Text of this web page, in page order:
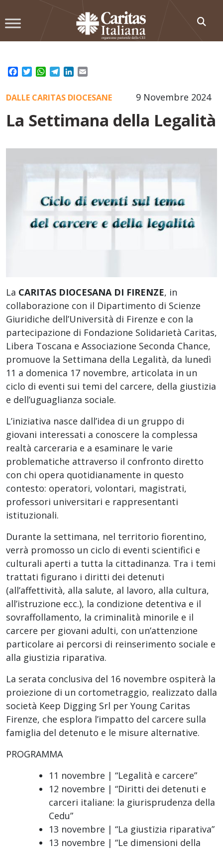
to
Facebook
TwitterWhatsApp
TelegramLinkedIn
9 Novembre 2024
DALLE CARITAS DIOCESANE
La Settimana della Legalità
La CARITAS DIOCESANA DI FIRENZE, in
collaborazione con il Dipartimento di Scienze
Giuridiche dell’Università di Firenze e con la
partecipazione di Fondazione Solidarietà Caritas,
Libera Toscana e Associazione Seconda Chance,
promuove la Settimana della Legalità, da lunedì
11 a domenica 17 novembre, articolata in un
ciclo di eventi sui temi del carcere, della giustizia
e dell’uguaglianza sociale.
L’iniziativa nasce dall’idea di un gruppo di
giovani interessati a conoscere la complessa
realtà carceraria e a esaminare le varie
problematiche attraverso il confronto diretto
con chi opera quotidianamente in questo
contesto: operatori, volontari, magistrati,
professori universitari e rappresentanti
istituzionali.
Durante la settimana, nel territorio fiorentino,
verrà promosso un ciclo di eventi scientifici e
culturali aperti a tutta la cittadinanza. Tra i temi
trattati figurano i diritti dei detenuti
(all’affettività, alla salute, al lavoro, alla cultura,
all’istruzione ecc.), la condizione detentiva e il
sovraffollamento, la criminalità minorile e il
carcere per giovani adulti, con un’attenzione
particolare ai percorsi di reinserimento sociale e
alla giustizia riparativa.
La serata conclusiva del 16 novembre ospiterà la
proiezione di un cortometraggio, realizzato dalla
società Keep Digging Srl per Young Caritas
Firenze, che esplora l’impatto del carcere sulla
famiglia del detenuto e le misure alternative.
PROGRAMMA
11 novembre | “Legalità e carcere”
12 novembre | “Diritti dei detenuti e
carceri italiane: la giurisprudenza della
Cedu”
13 novembre | “La giustizia riparativa”
13 novembre | “Le dimensioni della